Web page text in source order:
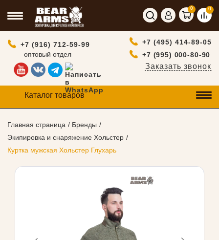
0 0
+7 (916) 712-59-99
оптовый отдел
+7 (495) 414-89-05
+7 (995) 000-80-90
Заказать звонок
Каталог товаров
Главная страница
Бренды
Экипировка и снаряжение Хольстер
Куртка мужская Хольстер Глухарь